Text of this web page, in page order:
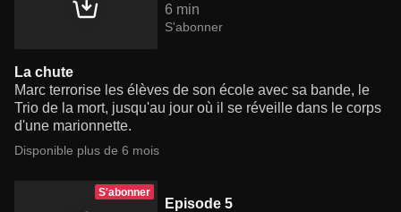
6 min
S'abonner
La chute
Marc terrorise les élèves de son école avec sa bande, le
Trio de la mort, jusqu'au jour où il se réveille dans le corps
d'une marionnette.
Disponible plus de 6 mois
S'abonner
Episode 5